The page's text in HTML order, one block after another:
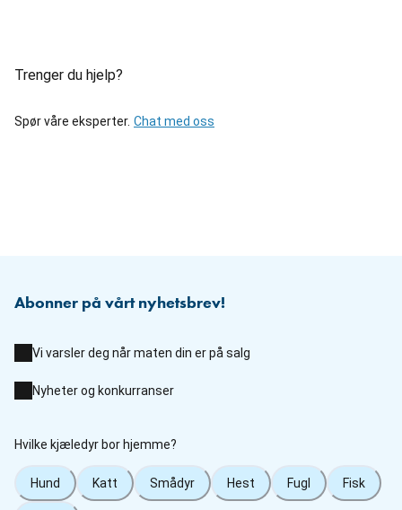
Trenger du hjelp?
Spør våre eksperter. Chat med oss
Abonner på vårt nyhetsbrev!
Vi varsler deg når maten din er på salg
Nyheter og konkurranser
Hvilke kjæledyr bor hjemme?
Hund Katt Smådyr Hest Fugl Fisk